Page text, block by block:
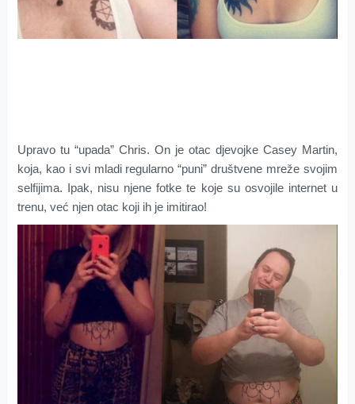
Upravo tu “upada” Chris. On je otac djevojke Casey Martin,
koja, kao i svi mladi regularno “puni” društvene mreže svojim
selfijima. Ipak, nisu njene fotke te koje su osvojile internet u
trenu, već njen otac koji ih je imitirao!